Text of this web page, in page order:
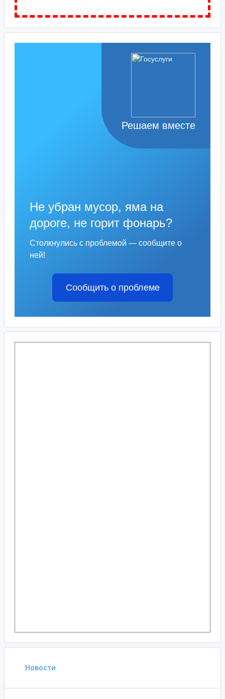
Решаем вместе
Не убран мусор, яма на
дороге, не горит фонарь?
Столкнулись с проблемой — сообщите о
ней!
Сообщить о проблеме
Новости